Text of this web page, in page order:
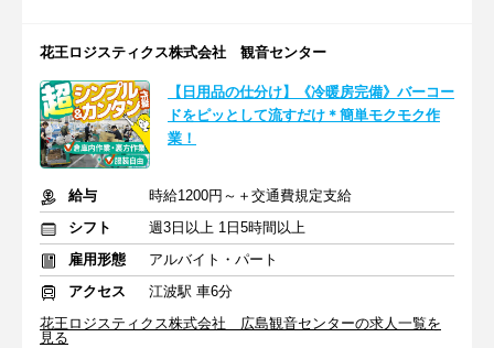
花王ロジスティクス株式会社 観音センター
【日用品の仕分け】《冷暖房完備》バーコー
ドをピッとして流すだけ＊簡単モクモク作
業！
給与
時給1200円～＋交通費規定支給
シフト
週3日以上 1日5時間以上
雇用形態
アルバイト・パート
アクセス
江波駅 車6分
花王ロジスティクス株式会社 広島観音センターの求人一覧を
見る